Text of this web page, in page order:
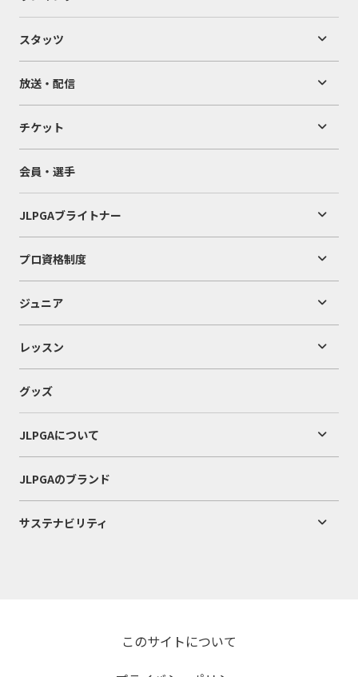
スタッツ
放送・配信
チケット
会員・選手
JLPGAブライトナー
プロ資格制度
ジュニア
レッスン
グッズ
JLPGAについて
JLPGAのブランド
サステナビリティ
このサイトについて